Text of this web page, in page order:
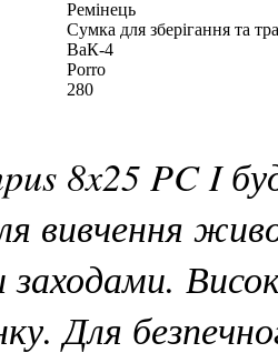
Ремінець
Сумка для зберігання та
ВаК-4
Porro
280
8x25 PC I
вивчення
Для